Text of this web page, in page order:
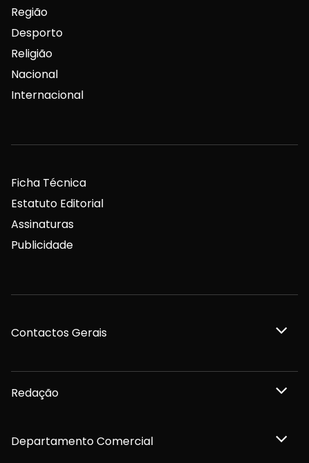
Região
Desporto
Religião
Nacional
Internacional
Ficha Técnica
Estatuto Editorial
Assinaturas
Publicidade
Contactos Gerais
Redação
Departamento Comercial